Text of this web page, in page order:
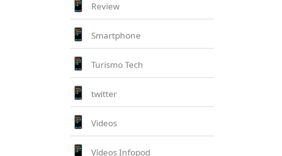
Review
Smartphone
Turismo Tech
twitter
Videos
Vídeos Infopod